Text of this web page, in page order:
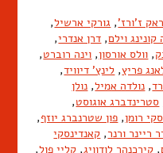
ז'ורז', גורקי ארשיל,
קונינג וילם, דרן אנדרי,
, וולס אורסון, וינה רוברט,
פריץ, לינץ' דיוויד,
, נולדה אמיל, נולן
סטרינדברג אוגוסט,
רומן, פון שטרנברג יוזף,
ריינר ורנר, קאנדינסקי
, קירכנהר לודוויג, קליי פול,